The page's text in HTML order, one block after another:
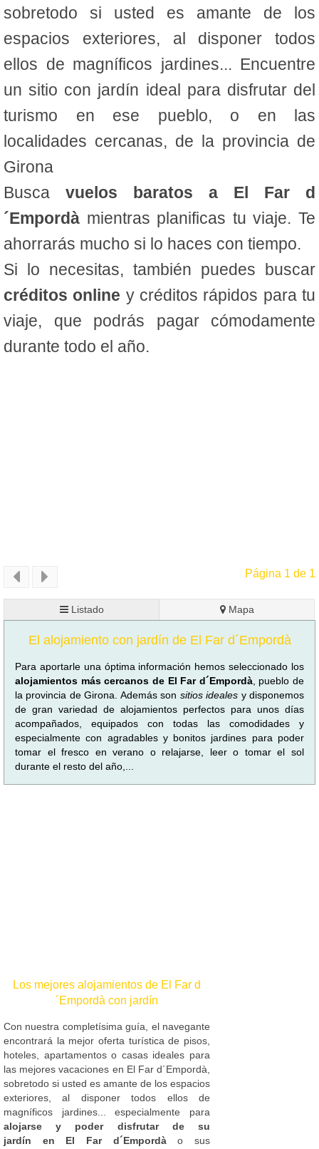
sobretodo si usted es amante de los
espacios exteriores, al disponer todos
ellos de magníficos jardines... Encuentre
un sitio con jardín ideal para disfrutar del
turismo en ese pueblo, o en las
localidades cercanas, de la provincia de
Girona
Busca vuelos baratos a El Far d
´Empordà mientras planificas tu viaje. Te
ahorrarás mucho si lo haces con tiempo.
Si lo necesitas, también puedes buscar
créditos online y créditos rápidos para tu
viaje, que podrás pagar cómodamente
durante todo el año.
Página 1 de 1
Listado Mapa
El alojamiento con jardín de El Far d´Empordà
Para aportarle una óptima información hemos seleccionado los
alojamientos más cercanos de El Far d´Empordà, pueblo de
la provincia de Girona. Además son sitios ideales y disponemos
de gran variedad de alojamientos perfectos para unos días
acompañados, equipados con todas las comodidades y
especialmente con agradables y bonitos jardines para poder
tomar el fresco en verano o relajarse, leer o tomar el sol
durante el resto del año,...
Los mejores alojamientos de El Far d
´Empordà con jardín
Con nuestra completísima guía, el navegante
encontrará la mejor oferta turística de pisos,
hoteles, apartamentos o casas ideales para
las mejores vacaciones en El Far d´Empordà,
sobretodo si usted es amante de los espacios
exteriores, al disponer todos ellos de
magníficos jardines... especialmente para
alojarse y poder disfrutar de su
jardín en El Far d´Empordào sus